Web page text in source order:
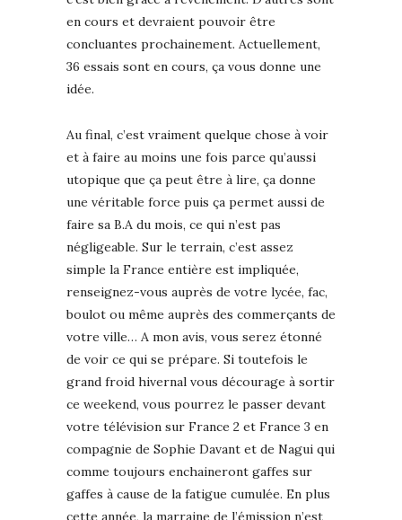
en cours et devraient pouvoir être
concluantes prochainement. Actuellement,
36 essais sont en cours, ça vous donne une
idée.
Au final, c’est vraiment quelque chose à voir
et à faire au moins une fois parce qu’aussi
utopique que ça peut être à lire, ça donne
une véritable force puis ça permet aussi de
faire sa B.A du mois, ce qui n’est pas
négligeable. Sur le terrain, c’est assez
simple la France entière est impliquée,
renseignez-vous auprès de votre lycée, fac,
boulot ou même auprès des commerçants de
votre ville… A mon avis, vous serez étonné
de voir ce qui se prépare. Si toutefois le
grand froid hivernal vous décourage à sortir
ce weekend, vous pourrez le passer devant
votre télévision sur France 2 et France 3 en
compagnie de Sophie Davant et de Nagui qui
comme toujours enchaineront gaffes sur
gaffes à cause de la fatigue cumulée. En plus
cette année, la marraine de l’émission n’est